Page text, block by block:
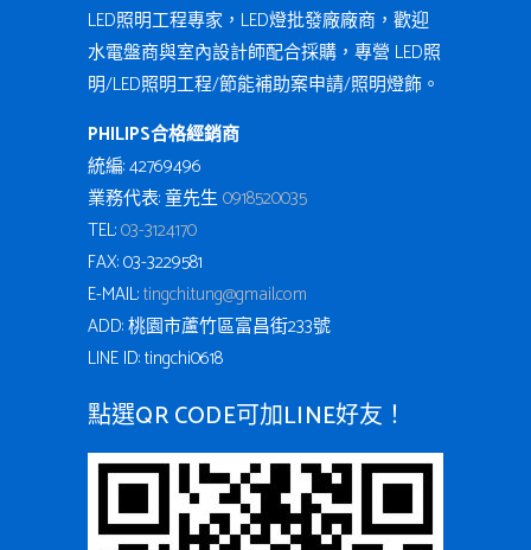
LED照明工程專家，LED燈批發廠廠商，歡迎
水電盤商與室內設計師配合採購，專營 LED照
明/LED照明工程/節能補助案申請/照明燈飾。
PHILIPS合格經銷商
統編: 42769496
業務代表: 童先生0918520035
TEL:03-3124170
FAX: 03-3229581
E-MAIL:tingchi.tung@gmail.com
ADD: 桃園市蘆竹區富昌街233號
LINE ID: tingchi0618
點選QR CODE可加LINE好友！